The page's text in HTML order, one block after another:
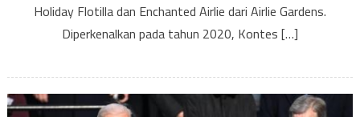
Holiday Flotilla dan Enchanted Airlie dari Airlie Gardens.
Diperkenalkan pada tahun 2020, Kontes […]